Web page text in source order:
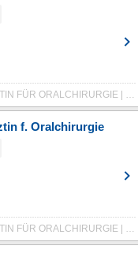
FACHZAHNÄRZTIN | FACHZAHNÄRZTIN FÜR ORALCHIRURGIE | IMPLANTAT | ORALCHIRURGIE
f. Oralchirurgie
FACHZAHNÄRZTIN | FACHZAHNÄRZTIN FÜR ORALCHIRURGIE | IMPLANTAT | ORALCHIRURGIE